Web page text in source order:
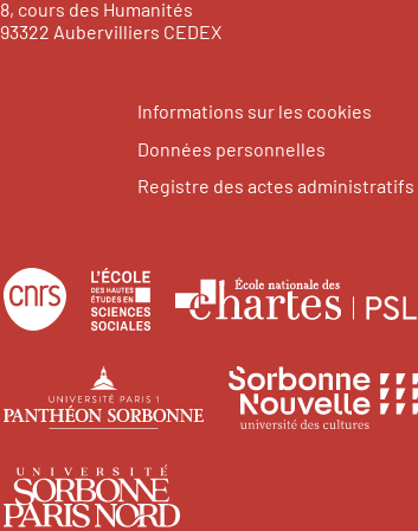
8, cours des Humanités
93322 Aubervilliers CEDEX
Informations sur les cookies
Données personnelles
Registre des actes administratifs
Centre
national
la
recherche
scientifique
École
des
études
en
sciences
sociales
Université
Paris
Paris